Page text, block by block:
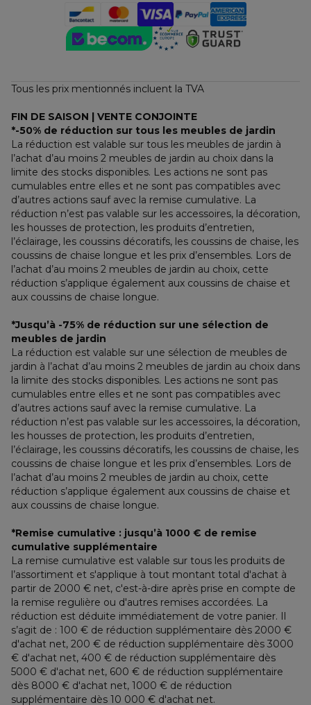
Tous les prix mentionnés incluent la TVA
FIN DE SAISON | VENTE CONJOINTE
*-50% de réduction sur tous les meubles de jardin
La réduction est valable sur tous les meubles de jardin à
l’achat d’au moins 2 meubles de jardin au choix dans la
limite des stocks disponibles. Les actions ne sont pas
cumulables entre elles et ne sont pas compatibles avec
d’autres actions sauf avec la remise cumulative. La
réduction n’est pas valable sur les accessoires, la décoration,
les housses de protection, les produits d’entretien,
l’éclairage, les coussins décoratifs, les coussins de chaise, les
coussins de chaise longue et les prix d’ensembles. Lors de
l’achat d’au moins 2 meubles de jardin au choix, cette
réduction s’applique également aux coussins de chaise et
aux coussins de chaise longue.
*Jusqu’à -75% de réduction sur une sélection de
meubles de jardin
La réduction est valable sur une sélection de meubles de
jardin à l’achat d’au moins 2 meubles de jardin au choix dans
la limite des stocks disponibles. Les actions ne sont pas
cumulables entre elles et ne sont pas compatibles avec
d’autres actions sauf avec la remise cumulative. La
réduction n’est pas valable sur les accessoires, la décoration,
les housses de protection, les produits d’entretien,
l’éclairage, les coussins décoratifs, les coussins de chaise, les
coussins de chaise longue et les prix d’ensembles. Lors de
l’achat d’au moins 2 meubles de jardin au choix, cette
réduction s’applique également aux coussins de chaise et
aux coussins de chaise longue.
*Remise cumulative : jusqu’à 1000 € de remise
cumulative supplémentaire
La remise cumulative est valable sur tous les produits de
l’assortiment et s'applique à tout montant total d'achat à
partir de 2000 € net, c'est-à-dire après prise en compte de
la remise regulière ou d'autres remises accordées. La
réduction est déduite immédiatement de votre panier. Il
s’agit de : 100 € de réduction supplémentaire dès 2000 €
d'achat net, 200 € de réduction supplémentaire dès 3000
€ d'achat net, 400 € de réduction supplémentaire dès
5000 € d'achat net, 600 € de réduction supplémentaire
dès 8000 € d'achat net, 1000 € de réduction
supplémentaire dès 10 000 € d'achat net.